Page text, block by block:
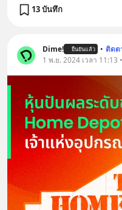
13 บันทึก
Dime! ยืนยันแล้ว • ติดต
1 พ.ย. 2024 เวลา 11:13